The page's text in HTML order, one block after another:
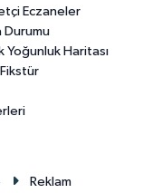
Eczaneler
Durumu
Yoğunluk Haritası
Reklam